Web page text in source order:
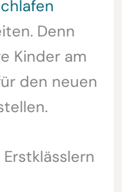
Denn
Kinder am
den neuen